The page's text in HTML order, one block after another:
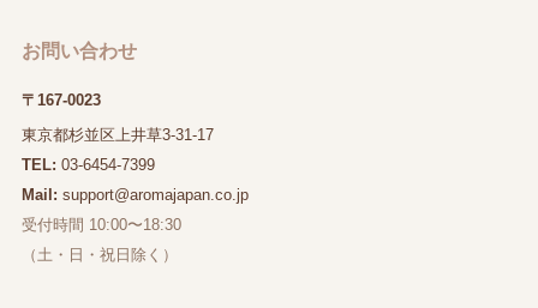
お問い合わせ
〒167-0023
東京都杉並区上井草3-31-17
TEL: 03-6454-7399
Mail: support@aromajapan.co.jp
受付時間 10:00〜18:30
（土・日・祝日除く）